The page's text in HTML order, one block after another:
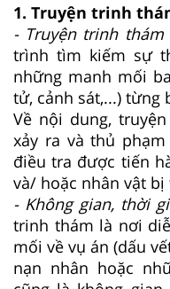
1. Truyện trinh
- Truyện trinh thám
trình tìm kiếm sự
những manh mối
tử, cảnh sát,...) từng
Về nội dung,
xảy ra và thủ
điều tra được tiến
và/ hoặc nhân vật
- Không gian, thời
trinh thám là nơi
mối về vụ án (dấu
nạn nhân hoặc